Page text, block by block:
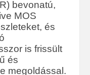
bevonatú,
MOS
és
is frissült
és
megoldással.